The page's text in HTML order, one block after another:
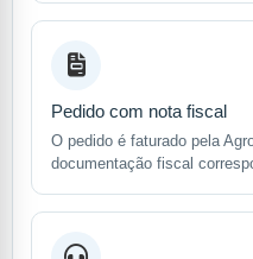
Pedido com nota fiscal
O pedido é faturado pela
documentação fiscal